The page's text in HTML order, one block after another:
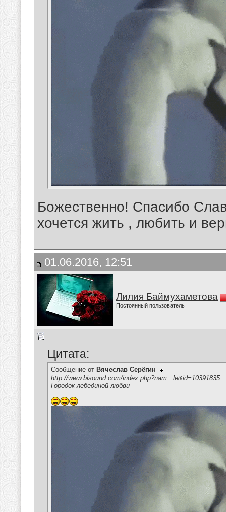
Божественно! Спасибо
хочется жить , любить и
01.06.2016, 12:51
Лилия Баймухаметова
Постоянный пользователь
Цитата:
Сообщение от Вячеслав Серёгин
http://www.bisound.com/index.php?nam...le&id=10391835
Городок лебединой любви